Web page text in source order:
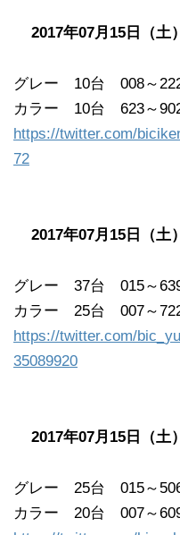
2017年07月15日（
グレー 10台 008～
カラー 10台 623～
https://twitter.com/
72
2017年07月15日（
グレー 37台 015～
カラー 25台 007～
https://twitter.com/
35089920
2017年07月15日（
グレー 25台 015～
カラー 20台 007～